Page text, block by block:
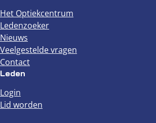
Het Optiekcentrum
Ledenzoeker
Nieuws
Veelgestelde vragen
Contact
Leden
Login
Lid worden